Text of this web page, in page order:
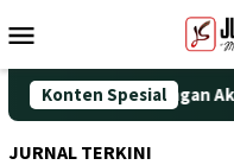
ke
Mobile
Konten Spesial
HUT ke-25 dengan Aksi
JURNAL TERKINI